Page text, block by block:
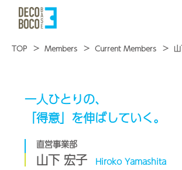
TOP Members Current Members
一人ひとりの、
「得意」を伸ばしていく。
直営事業部
山下 宏子 Hiroko Yamashita